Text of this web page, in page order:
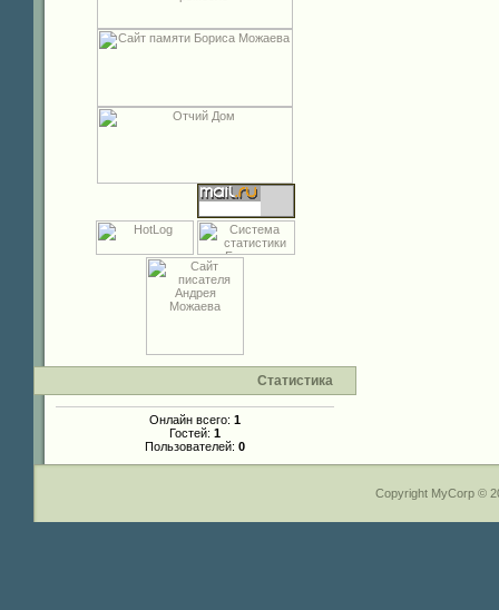
Статистика
Онлайн всего: 1
Гостей: 1
Пользователей: 0
Copyright MyCorp ©